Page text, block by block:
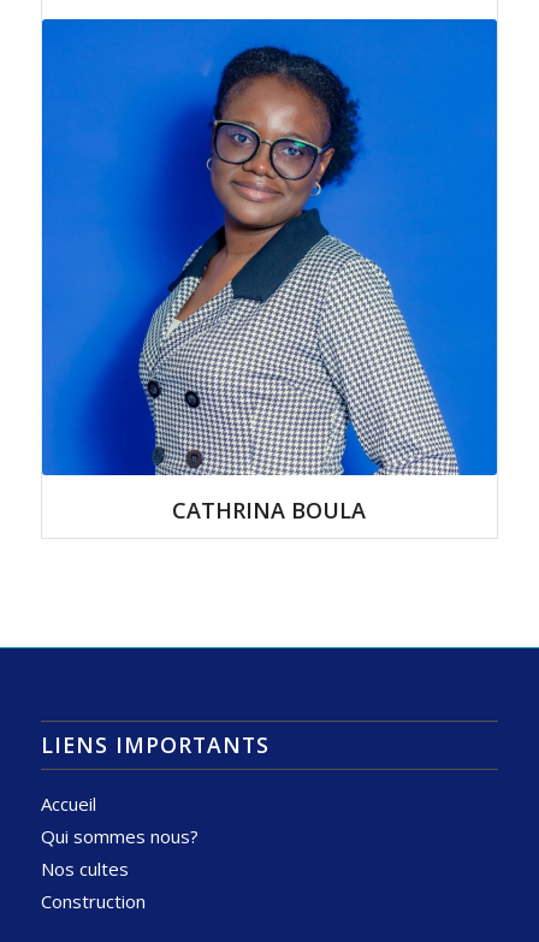
CATHRINA BOULA
LIENS IMPORTANTS
Accueil
Qui sommes nous?
Nos cultes
Construction